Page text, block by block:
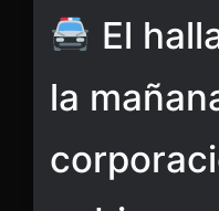
El
la